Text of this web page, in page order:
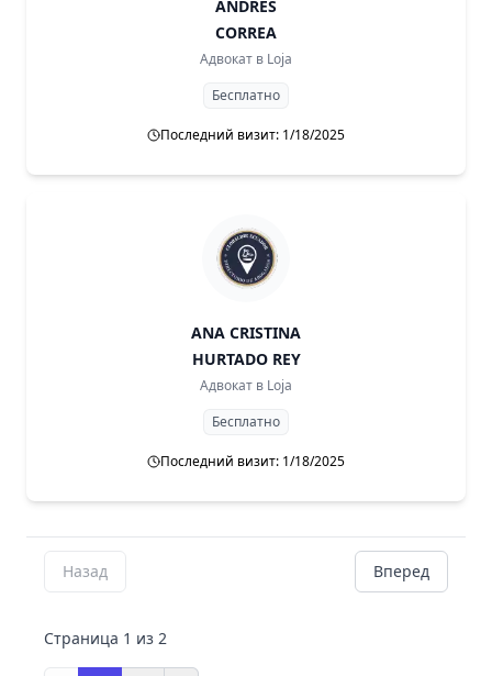
ANDRÉS
CORREA
Адвокат в Loja
Бесплатно
Последний визит: 1/18/2025
ANA CRISTINA
HURTADO REY
Адвокат в Loja
Бесплатно
Последний визит: 1/18/2025
Назад Вперед
Страница 1 из 2